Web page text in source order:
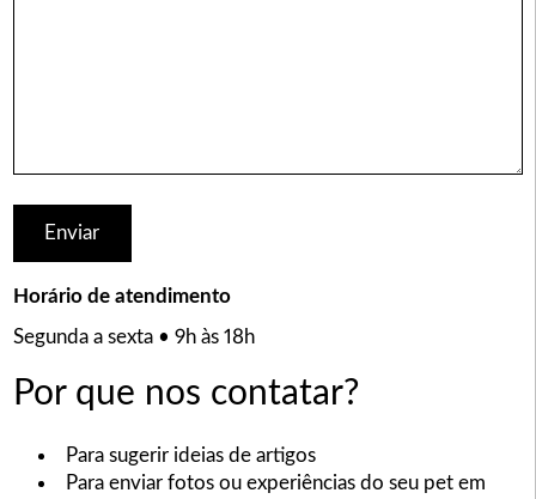
Horário de atendimento
Segunda a sexta • 9h às 18h
Por que nos contatar?
Para sugerir ideias de artigos
Para enviar fotos ou experiências do seu pet em